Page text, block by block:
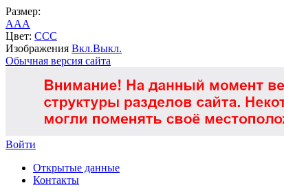
Размер:
AAA
Цвет: CCC
Изображения Вкл.Выкл.
Обычная версия сайта
Войти
Открытые данные
Контакты